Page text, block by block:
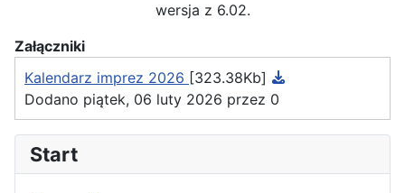
wersja z 6.02.
Załączniki
Kalendarz imprez 2026 [323.38Kb]
Dodano piątek, 06 luty 2026 przez 0
Start